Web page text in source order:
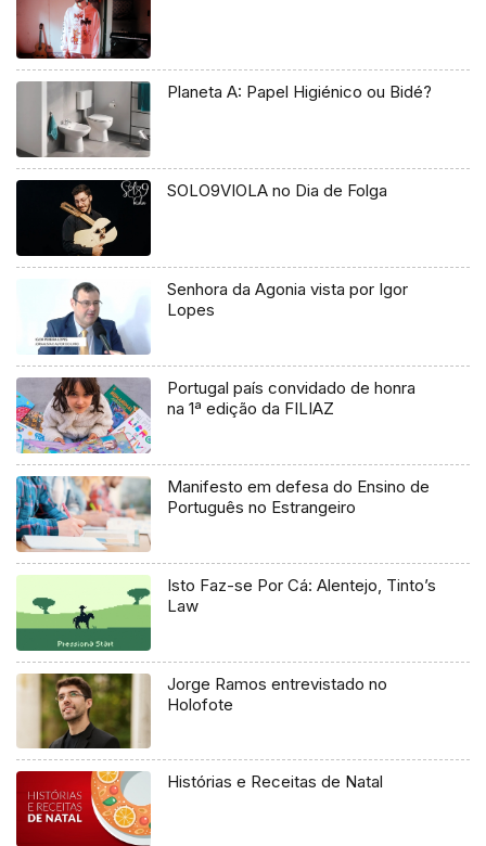
Planeta A: Papel Higiénico ou Bidé?
SOLO9VIOLA no Dia de Folga
Senhora da Agonia vista por Igor
Lopes
Portugal país convidado de honra
na 1ª edição da FILIAZ
Manifesto em defesa do Ensino de
Português no Estrangeiro
Isto Faz-se Por Cá: Alentejo, Tinto’s
Law
Jorge Ramos entrevistado no
Holofote
Histórias e Receitas de Natal